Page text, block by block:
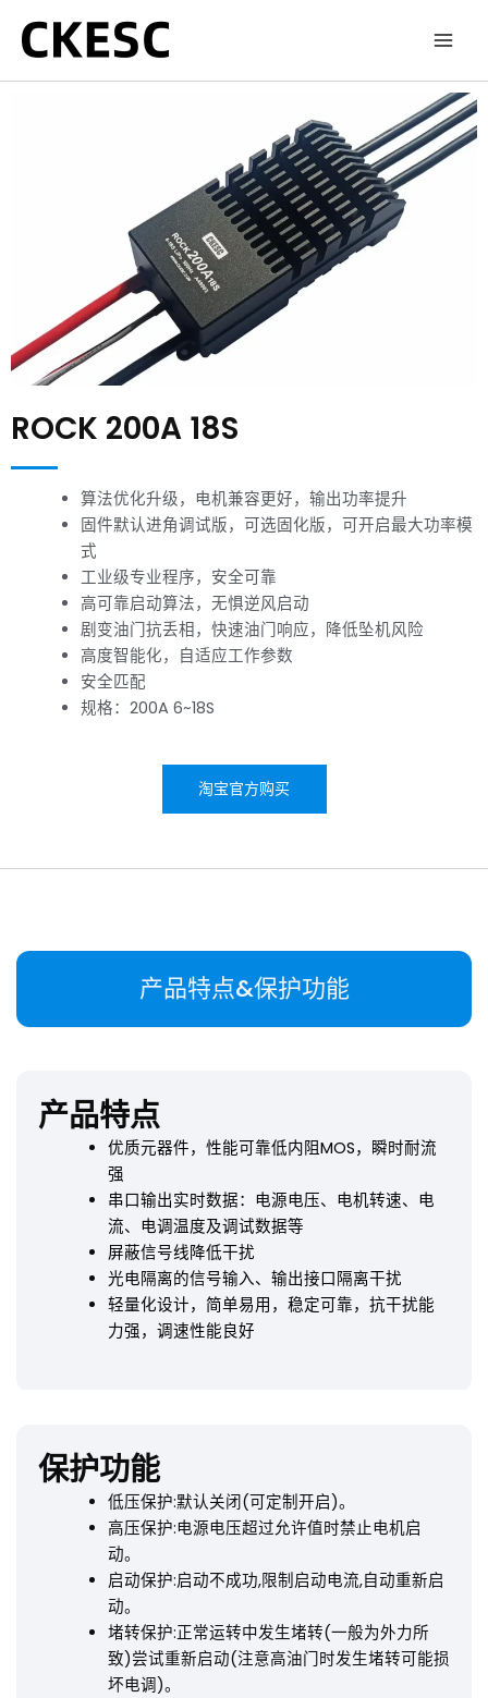
ROCK 200A 18S
算法优化升级，电机兼容更好，输出功率提升
固件默认进角调试版，可选固化版，可开启最大功率模
式
工业级专业程序，安全可靠
高可靠启动算法，无惧逆风启动
剧变油门抗丢相，快速油门响应，降低坠机风险
高度智能化，自适应工作参数
安全匹配
规格：200A 6~18S
淘宝官方购买
产品特点&保护功能
产品特点
优质元器件，性能可靠低内阻MOS，瞬时耐流
强
串口输出实时数据：电源电压、电机转速、电
流、电调温度及调试数据等
屏蔽信号线降低干扰
光电隔离的信号输入、输出接口隔离干扰
轻量化设计，简单易用，稳定可靠，抗干扰能
力强，调速性能良好
保护功能
低压保护:默认关闭(可定制开启)。
高压保护:电源电压超过允许值时禁止电机启
动。
启动保护:启动不成功,限制启动电流,自动重新启
动。
堵转保护:正常运转中发生堵转(一般为外力所
致)尝试重新启动(注意高油门时发生堵转可能损
坏电调)。